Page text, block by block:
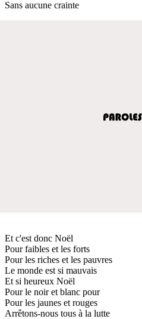
Sans aucune crainte
Et c'est donc Noël
Pour faibles et les forts
Pour les riches et les pauvres
Le monde est si mauvais
Et si heureux Noël
Pour le noir et blanc pour
Pour les jaunes et rouges
Arrêtons-nous tous à la lutte